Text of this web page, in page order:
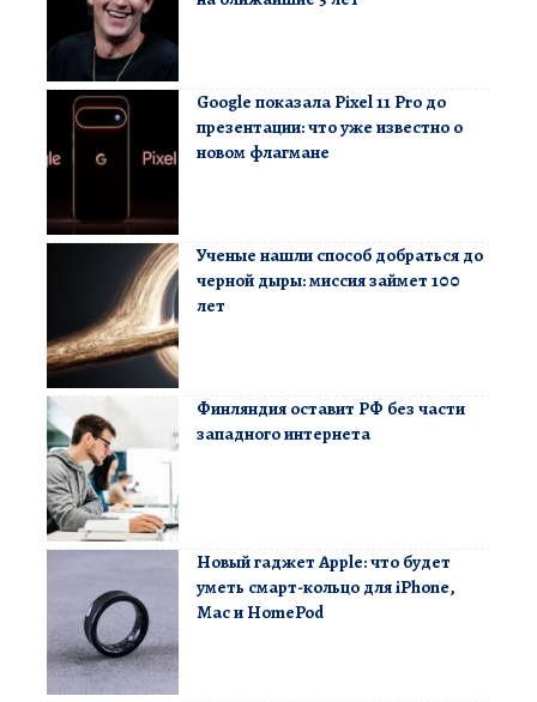
Google показала Pixel 11 Pro до
презентации: что уже известно о
новом флагмане
Ученые нашли способ добраться до
черной дыры: миссия займет 100
лет
Финляндия оставит РФ без части
западного интернета
Новый гаджет Apple: что будет
уметь смарт-кольцо для iPhone,
Mac и HomePod